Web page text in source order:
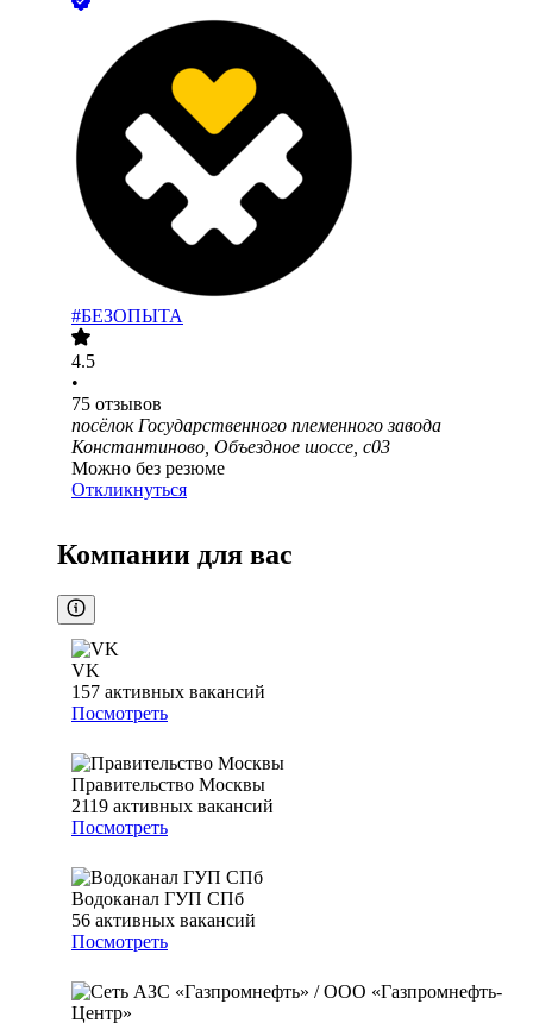
#БЕЗОПЫТА
4.5
•
75 отзывов
посёлок Государственного племенного завода
Константиново, Объездное шоссе, с03
Можно без резюме
Откликнуться
Компании для вас
VK
157 активных вакансий
Посмотреть
Правительство Москвы
2119 активных вакансий
Посмотреть
Водоканал ГУП СПб
56 активных вакансий
Посмотреть